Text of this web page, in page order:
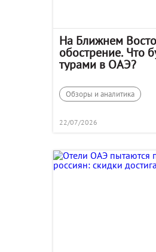
На Ближнем
обострение. Что
турами в ОАЭ?
Обзоры и аналитика
22/07/2026